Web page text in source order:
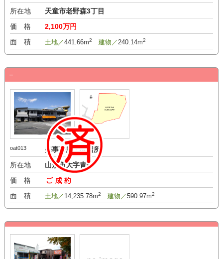
所在地
天童市老野森3丁目
価 格
2,100万円
面 積
土地／441.66m2 建物／240.14m2
－
oat013
売事務所・教習所
所在地
山形市大字青野
価 格
－万円
面 積
土地／ 14,235.78m2 建物／590.97m2